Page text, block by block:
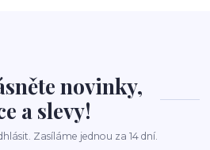
novinky,
a slevy!
Zasíláme jednou za 14 dní.